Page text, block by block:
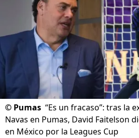
© Pumas “Es un fracaso”: tras la
Navas en Pumas, David Faitelson
en México por la Leagues Cup